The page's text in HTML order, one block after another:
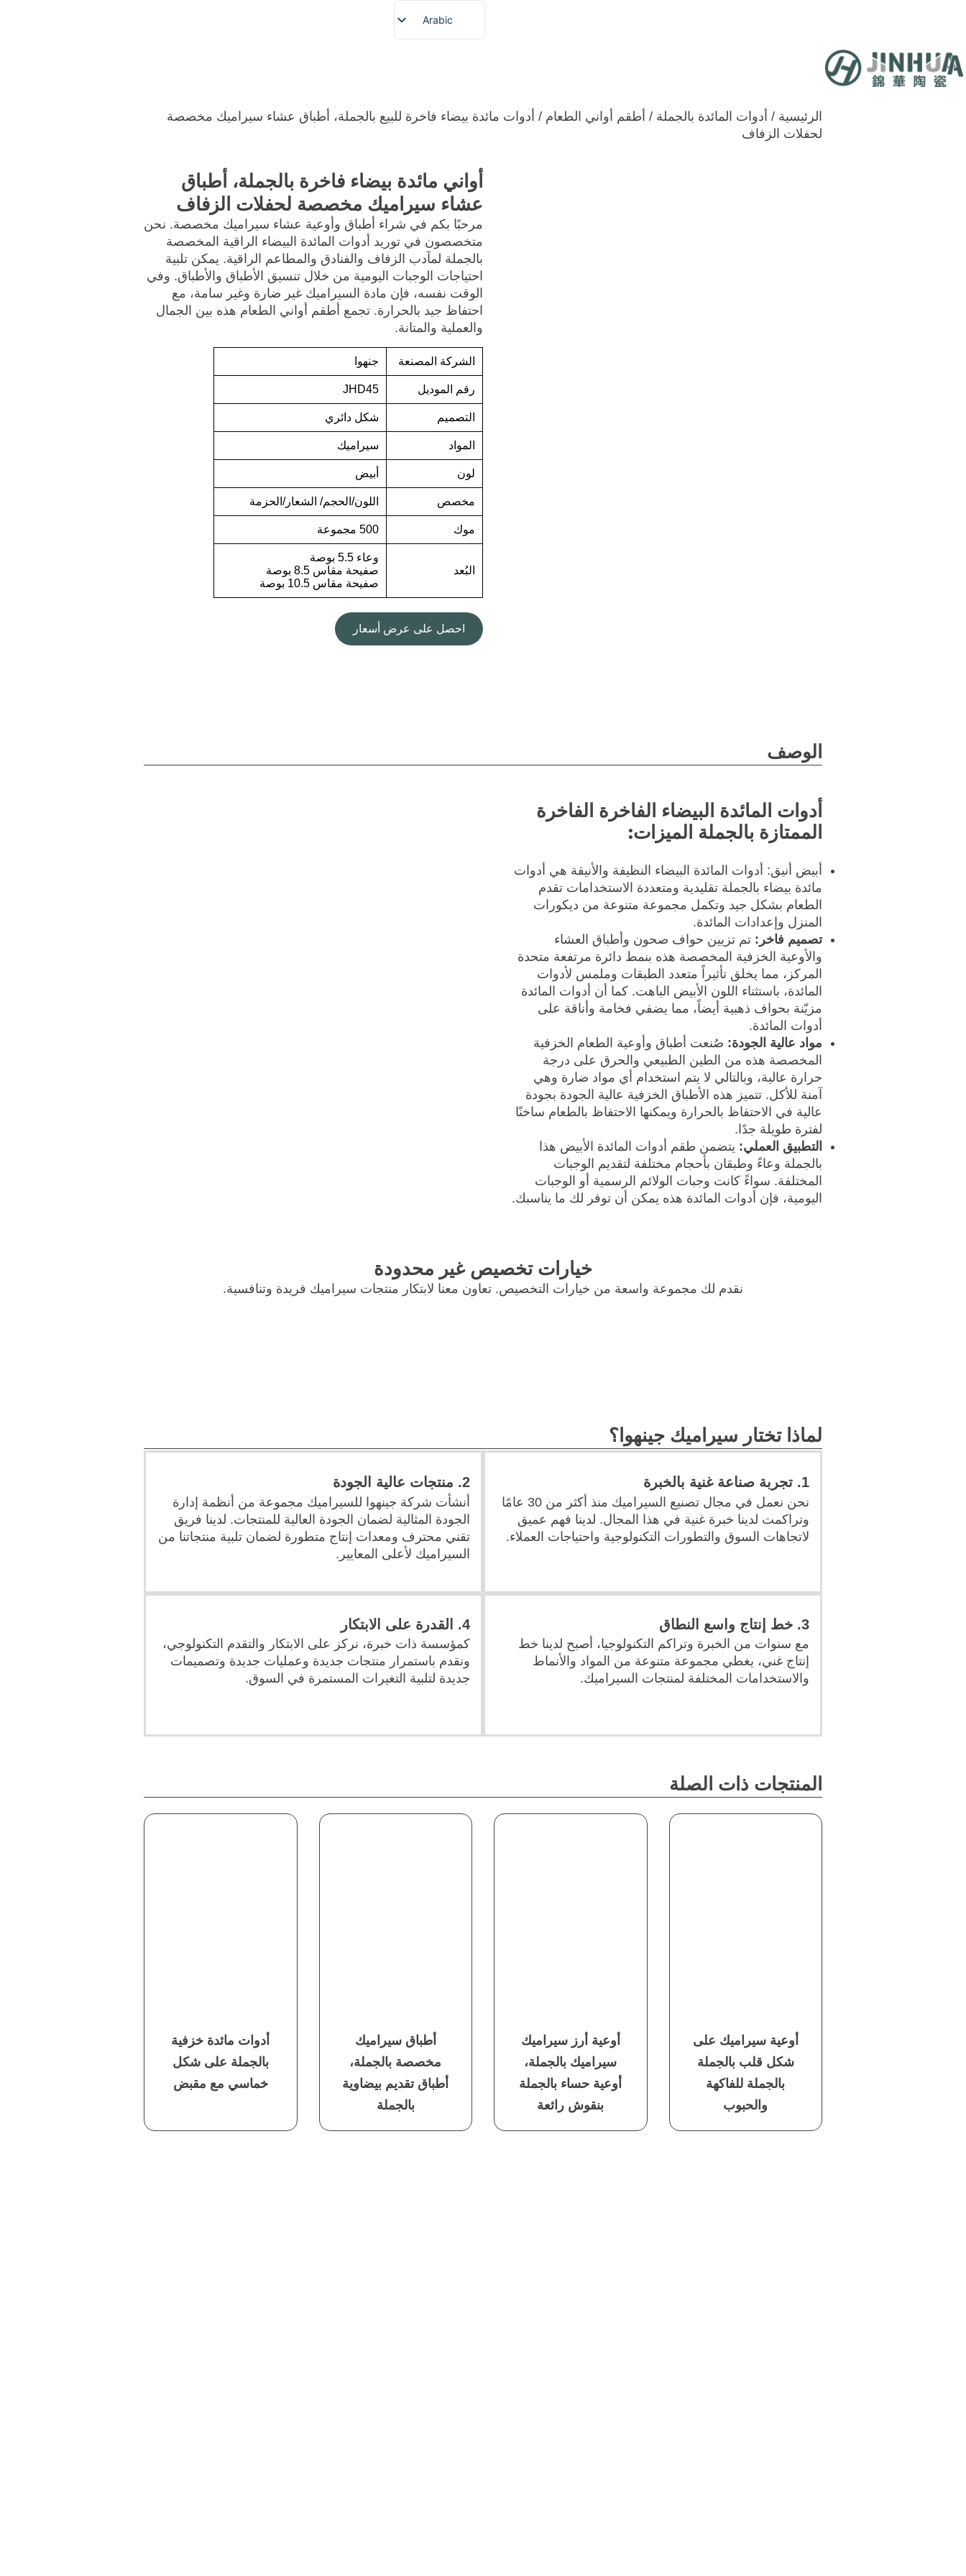
Arabic
English
Spanish
Korean
الرئيسية / أدوات المائدة بالجملة / أطقم أواني الطعام / أدوات مائدة بيضاء فاخرة للبيع بالجملة، أطباق عشاء سيراميك مخصصة
لحفلات الزفاف
أواني مائدة بيضاء فاخرة بالجملة، أطباق
عشاء سيراميك مخصصة لحفلات الزفاف
مرحبًا بكم في شراء أطباق وأوعية عشاء سيراميك مخصصة. نحن
متخصصون في توريد أدوات المائدة البيضاء الراقية المخصصة
بالجملة لمآدب الزفاف والفنادق والمطاعم الراقية. يمكن تلبية
احتياجات الوجبات اليومية من خلال تنسيق الأطباق والأطباق. وفي
الوقت نفسه، فإن مادة السيراميك غير ضارة وغير سامة، مع
احتفاظ جيد بالحرارة. تجمع أطقم أواني الطعام هذه بين الجمال
والعملية والمتانة.
الشركة المصنعة جنهوا
رقم الموديل JHD45
التصميم شكل دائري
المواد سيراميك
لون أبيض
مخصص اللون/الحجم/ الشعار/الحزمة
موك 500 مجموعة
البُعد
وعاء 5.5 بوصة
صفيحة مقاس 8.5 بوصة
صفيحة مقاس 10.5 بوصة
احصل على عرض أسعار
الوصف
أدوات المائدة البيضاء الفاخرة الفاخرة
الممتازة بالجملة الميزات:
أبيض أنيق: أدوات المائدة البيضاء النظيفة والأنيقة هي أدوات
مائدة بيضاء بالجملة تقليدية ومتعددة الاستخدامات تقدم
الطعام بشكل جيد وتكمل مجموعة متنوعة من ديكورات
المنزل وإعدادات المائدة.
تصميم فاخر: تم تزيين حواف صحون وأطباق العشاء
والأوعية الخزفية المخصصة هذه بنمط دائرة مرتفعة متحدة
المركز، مما يخلق تأثيراً متعدد الطبقات وملمس لأدوات
المائدة، باستثناء اللون الأبيض الباهت. كما أن أدوات المائدة
مزيّنة بحواف ذهبية أيضاً، مما يضفي فخامة وأناقة على
أدوات المائدة.
مواد عالية الجودة: صُنعت أطباق وأوعية الطعام الخزفية
المخصصة هذه من الطين الطبيعي والحرق على درجة
حرارة عالية، وبالتالي لا يتم استخدام أي مواد ضارة وهي
آمنة للأكل. تتميز هذه الأطباق الخزفية عالية الجودة بجودة
عالية في الاحتفاظ بالحرارة ويمكنها الاحتفاظ بالطعام ساخنًا
لفترة طويلة جدًا.
التطبيق العملي: يتضمن طقم أدوات المائدة الأبيض هذا
بالجملة وعاءً وطبقان بأحجام مختلفة لتقديم الوجبات
المختلفة. سواءً كانت وجبات الولائم الرسمية أو الوجبات
اليومية، فإن أدوات المائدة هذه يمكن أن توفر لك ما يناسبك.
خيارات تخصيص غير محدودة
نقدم لك مجموعة واسعة من خيارات التخصيص. تعاون معنا لابتكار منتجات سيراميك فريدة وتنافسية.
لماذا تختار سيراميك جينهوا؟
1. تجربة صناعة غنية بالخبرة
نحن نعمل في مجال تصنيع السيراميك منذ أكثر من 30 عامًا
وتراكمت لدينا خبرة غنية في هذا المجال. لدينا فهم عميق
لاتجاهات السوق والتطورات التكنولوجية واحتياجات العملاء.
2. منتجات عالية الجودة
أنشأت شركة جينهوا للسيراميك مجموعة من أنظمة إدارة
الجودة المثالية لضمان الجودة العالية للمنتجات. لدينا فريق
تقني محترف ومعدات إنتاج متطورة لضمان تلبية منتجاتنا من
السيراميك لأعلى المعايير.
3. خط إنتاج واسع النطاق
مع سنوات من الخبرة وتراكم التكنولوجيا، أصبح لدينا خط
إنتاج غني، يغطي مجموعة متنوعة من المواد والأنماط
والاستخدامات المختلفة لمنتجات السيراميك.
4. القدرة على الابتكار
كمؤسسة ذات خبرة، نركز على الابتكار والتقدم التكنولوجي،
ونقدم باستمرار منتجات جديدة وعمليات جديدة وتصميمات
جديدة لتلبية التغيرات المستمرة في السوق.
المنتجات ذات الصلة
أوعية سيراميك على
شكل قلب بالجملة
بالجملة للفاكهة
والحبوب
أوعية أرز سيراميك
سيراميك بالجملة،
أوعية حساء بالجملة
بنقوش رائعة
أطباق سيراميك
مخصصة بالجملة،
أطباق تقديم بيضاوية
بالجملة
أدوات مائدة خزفية
بالجملة على شكل
خماسي مع مقبض